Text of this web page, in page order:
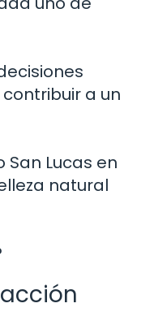
a un
Lucas en
natural